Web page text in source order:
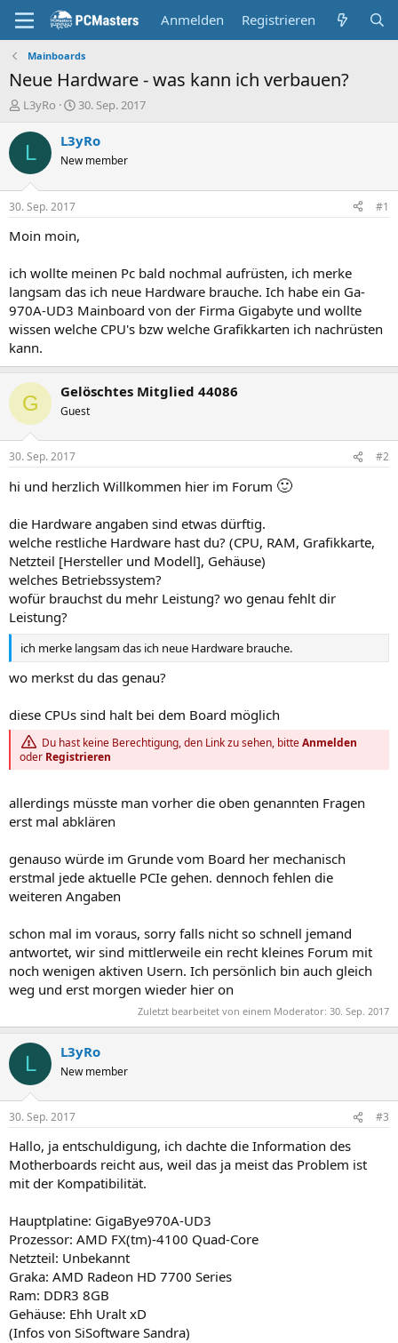
Anmelden Registrieren
Mainboards
Neue Hardware - was kann ich verbauen?
E
s
e
r
L3yRo
E
s
t
e
t
m
30. Sep. 2017
L L3yRo
New member
30. Sep. 2017 #1
Moin moin,
ich wollte meinen Pc bald nochmal aufrüsten, ich merke
langsam das ich neue Hardware brauche. Ich habe ein Ga-
970A-UD3 Mainboard von der Firma Gigabyte und wollte
wissen welche CPU's bzw welche Grafikkarten ich nachrüsten
kann.
G Gelöschtes Mitglied 44086
Guest
30. Sep. 2017 #2
hi und herzlich Willkommen hier im Forum 🙂
die Hardware angaben sind etwas dürftig.
welche restliche Hardware hast du? (CPU, RAM, Grafikkarte,
Netzteil [Hersteller und Modell], Gehäuse)
welches Betriebssystem?
wofür brauchst du mehr Leistung? wo genau fehlt dir
Leistung?
ich merke langsam das ich neue Hardware brauche.
wo merkst du das genau?
diese CPUs sind halt bei dem Board möglich
Du hast keine Berechtigung, den Link zu sehen, bitteAnmelden
oder Registrieren
allerdings müsste man vorher die oben genannten Fragen
erst mal abklären
genauso würde im Grunde vom Board her mechanisch
erstmal jede aktuelle PCIe gehen. dennoch fehlen die
weiteren Angaben
schon mal im voraus, sorry falls nicht so schnell jemand
antwortet, wir sind mittlerweile ein recht kleines Forum mit
noch wenigen aktiven Usern. Ich persönlich bin auch gleich
weg und erst morgen wieder hier on
Zuletzt bearbeitet von einem Moderator: 30. Sep. 2017
L L3yRo
New member
30. Sep. 2017 #3
Hallo, ja entschuldigung, ich dachte die Information des
Motherboards reicht aus, weil das ja meist das Problem ist
mit der Kompatibilität.
Hauptplatine: GigaBye970A-UD3
Prozessor: AMD FX(tm)-4100 Quad-Core
Netzteil: Unbekannt
Graka: AMD Radeon HD 7700 Series
Ram: DDR3 8GB
Gehäuse: Ehh Uralt xD
(Infos von SiSoftware Sandra)